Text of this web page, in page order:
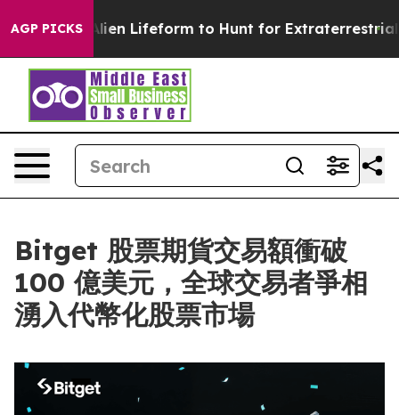
AGP PICKSAlien Lifeform to Hunt for Extraterrestrials
Bitget 股票期貨交易額衝破
100 億美元，全球交易者爭相
湧入代幣化股票市場